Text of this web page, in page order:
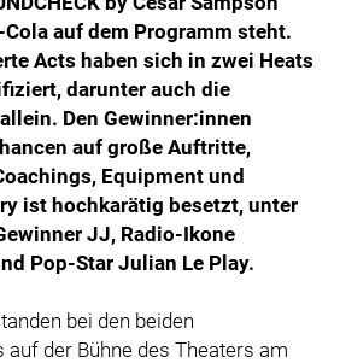
auf dem Programm steht.
Acts haben sich in zwei Heats
darunter auch die
Den Gewinner:innen
auf große Auftritte,
Equipment und
ist hochkarätig besetzt, unter
JJ, Radio-Ikone
Pop-Star Julian Le Play.
bei den beiden
der Bühne des Theaters am